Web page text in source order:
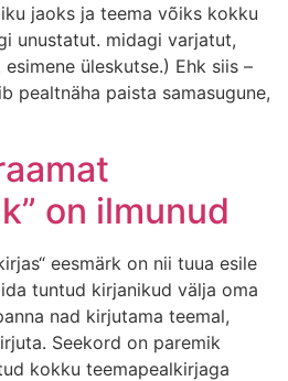
jaoks ja teema võiks kokku
unustatut. midagi varjatut,
üleskutse.) Ehk siis –
pealtnäha paista samasugune,
on ilmunud
eesmärk on nii tuua esile
tuntud kirjanikud välja oma
nad kirjutama teemal,
Seekord on paremik
kokku teemapealkirjaga